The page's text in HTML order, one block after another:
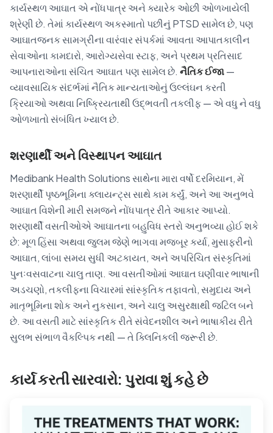
કાર્યસ્થળ આઘાત એ નોંધપાત્ર અને ક્યારેક ઓછી ઓળખાયેલી
શ્રેણી છે. તેમાં કાર્યસ્થળ અકસ્માતો પછીનું PTSD સામેલ છે, પણ
આઘાતજનક સામગ્રીના વારંવાર સંપર્કમાં આવતા આપાતકાલીન
સેવાઓના કામદારો, આરોગ્યસેવા સ્ટાફ, અને પ્રથમ પ્રતિસાદ
આપનારાઓના સંચિત આઘાત પણ સામેલ છે. નૈતિક ઈજા—
વ્યાવસાયિક સંદર્ભમાં નૈતિક માન્યતાઓનું ઉલ્લંઘન કરતી
ક્રિયાઓ અથવા નિષ્ક્રિયતાથી ઉદ્ભવતી તકલીફ — એ વધુ ને વધુ
ઓળખાતો સંબંધિત ખ્યાલ છે.
શરણાર્થી અને વિસ્થાપન આઘાત
Medibank Health Solutions સાથેના મારા વર્ષો દરમિયાન, મેં
શરણાર્થી પૃષ્ઠભૂમિના ક્લાયન્ટ્સ સાથે કામ કર્યું, અને આ અનુભવે
આઘાત વિશેની મારી સમજને નોંધપાત્ર રીતે આકાર આપ્યો.
શરણાર્થી વસતીઓએ આઘાતના બહુવિધ સ્તરો અનુભવ્યા હોઈ શકે
છે: મૂળ હિંસા અથવા જુલમ જેણે ભાગવા મજબૂર કર્યા, મુસાફરીનો
આઘાત, લાંબા સમય સુધી અટકાયત, અને અપરિચિત સંસ્કૃતિમાં
પુનઃવસવાટના ચાલુ તાણ. આ વસતીઓમાં આઘાત ઘણીવાર ભાષાની
અડચણો, તકલીફના વિચારમાં સાંસ્કૃતિક તફાવતો, સમુદાય અને
માતૃભૂમિના શોક અને નુકસાન, અને ચાલુ અસુરક્ષાથી જટિલ બને
છે. આ વસતી માટે સાંસ્કૃતિક રીતે સંવેદનશીલ અને ભાષાકીય રીતે
સુલભ સંભાળ વૈકલ્પિક નથી — તે ક્લિનિકલી જરૂરી છે.
કાર્ય કરતી સારવારો: પુરાવા શું કહે છે